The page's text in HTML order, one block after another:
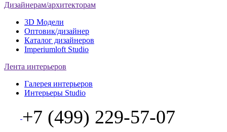
Дизайнерам/архитекторам
3D Модели
Оптовик/дизайнер
Каталог дизайнеров
Imperiumloft Studio
Лента интерьеров
Галерея интерьеров
Интерьеры Studio
+7 (499) 229-57-07